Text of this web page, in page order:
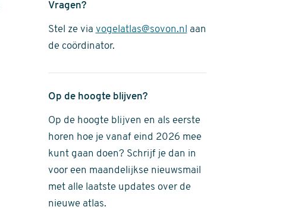
Vragen?
Stel ze via vogelatlas@sovon.nl
aan
de coördinator.
Op de hoogte blijven?
Op de hoogte blijven en als eerste
horen hoe je vanaf eind 2026 mee
kunt gaan doen? Schrijf je dan in
voor een maandelijkse nieuwsmail
met alle laatste updates over de
nieuwe atlas.